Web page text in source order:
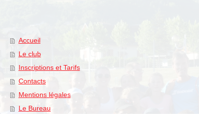
Accueil
Le club
Inscriptions et Tarifs
Contacts
Mentions légales
Le Bureau